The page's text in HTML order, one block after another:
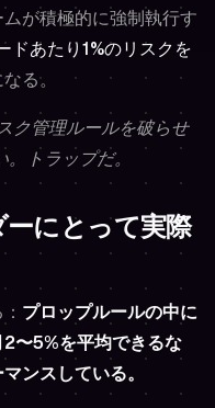
が積極的に強制執行す
ドあたり1%のリスクを
る。
ク管理ルールを破らせ
トラップだ。
にとって実際
プロップルールの中に
〜5%を平均できるな
ンスしている。